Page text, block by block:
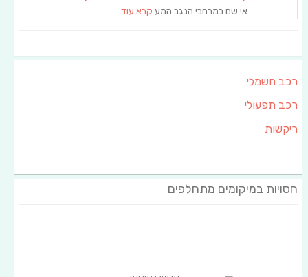
אי שם במרחבי הנגב המע קרא עוד
רכב חשמלי
רכב תפעולי
ריקשות
חסויות במיקומים מתחלפים